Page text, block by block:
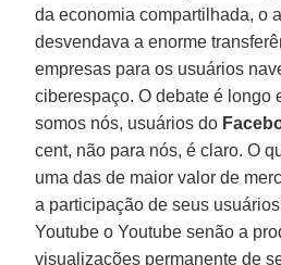
da economia compartilhada, o
desvendava a enorme
empresas para os usuários
ciberespaço. O debate é longo
somos nós, usuários do
cent, não para nós, é claro. O
uma das de maior valor de
a participação de seus
Youtube o Youtube senão a
visualizações permanente de